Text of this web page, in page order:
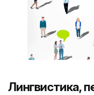
Лингвистика,